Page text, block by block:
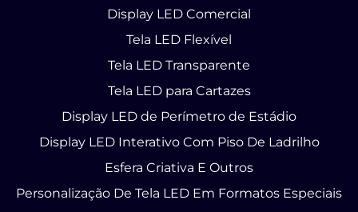
Display LED Comercial
Tela LED Flexível
Tela LED Transparente
Tela LED para Cartazes
Display LED de Perímetro de Estádio
Display LED Interativo Com Piso De Ladrilho
Esfera Criativa E Outros
Personalização De Tela LED Em Formatos Especiais